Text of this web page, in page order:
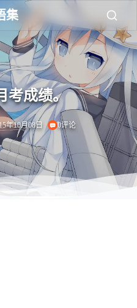
集
考成绩。
年10月08日 0评论